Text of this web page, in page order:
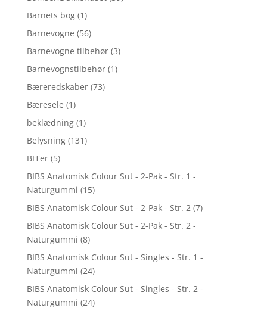
Barnets bog (1)
Barnevogne (56)
Barnevogne tilbehør (3)
Barnevognstilbehør (1)
Bæreredskaber (73)
Bæresele (1)
beklædning (1)
Belysning (131)
BH'er (5)
BIBS Anatomisk Colour Sut - 2-Pak - Str. 1 -
Naturgummi (15)
BIBS Anatomisk Colour Sut - 2-Pak - Str. 2 (7)
BIBS Anatomisk Colour Sut - 2-Pak - Str. 2 -
Naturgummi (8)
BIBS Anatomisk Colour Sut - Singles - Str. 1 -
Naturgummi (24)
BIBS Anatomisk Colour Sut - Singles - Str. 2 -
Naturgummi (24)